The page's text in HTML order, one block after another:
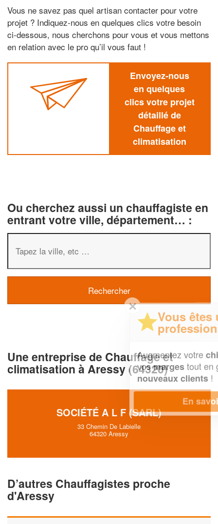
Vous ne savez pas quel artisan contacter pour votre
projet ? Indiquez-nous en quelques clics votre besoin
ci-dessous, nous cherchons pour vous et vous mettons
en relation avec le pro qu’il vous faut !
Envoyez-nous
en quelques
clics votre projet
détaillé de
Chauffage et
climatisation
Ou cherchez aussi un chauffagiste en
entrant votre ville, département… :
Une entreprise de Chauffage et
climatisation à Aressy (64320)
SOCIÉTÉ A L F (SARL)
33 Chemin De Labielle
64320 Aressy
D’autres Chauffagistes proche
d'Aressy
✕
Vous êtes un
professionnel ?
Augmentez votrechiffre d'affaireset
vos margestout en gagnant de
nouveaux clients!